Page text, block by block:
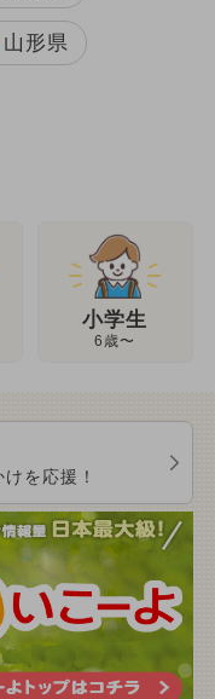
山形県
小学生
6歳〜
を応援！